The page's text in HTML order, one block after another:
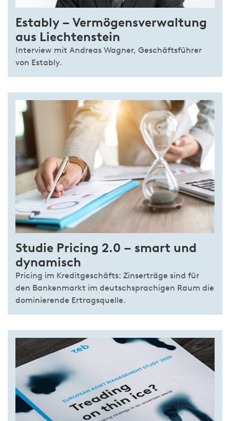
Estably – Vermögensverwaltung
aus Liechtenstein
Interview mit Andreas Wagner, Geschäftsführer
von Estably.
Studie Pricing 2.0 – smart und
dynamisch
Pricing im Kreditgeschäfts: Zinserträge sind für
den Bankenmarkt im deutschsprachigen Raum die
dominierende Ertragsquelle.